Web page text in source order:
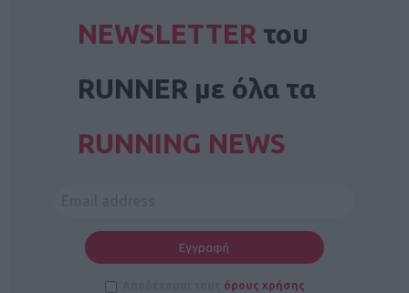
NEWSLETTER του
RUNNER με όλα τα
RUNNING NEWS
όρους χρήσης